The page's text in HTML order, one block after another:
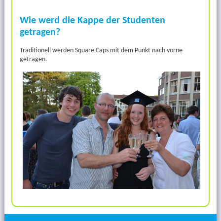
Wie werd die Kappe der Studenten
getragen?
Traditionell werden Square Caps mit dem Punkt nach vorne
getragen.